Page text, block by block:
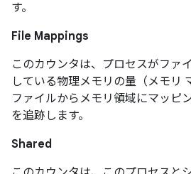
す。
File Mappings
このカウンタは、プロセスがファ
している物理メモリの量（メモリ
ファイルからメモリ領域にマッピ
を追跡します。
Shared